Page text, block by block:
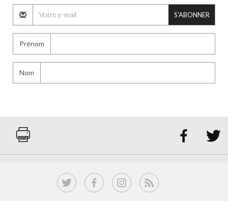
S'ABONNER
Prénom
Nom
 